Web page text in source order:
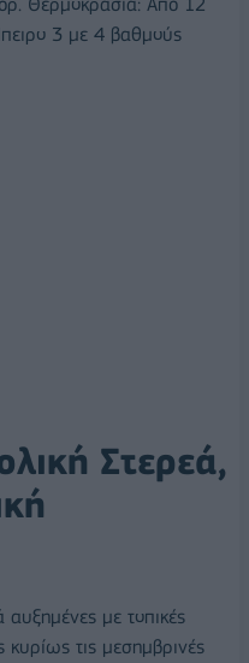
Θερμοκρασία: Από 12
3 με 4 βαθμούς
Στερεά,
με τοπικές
κυρίως τις μεσημβρινές